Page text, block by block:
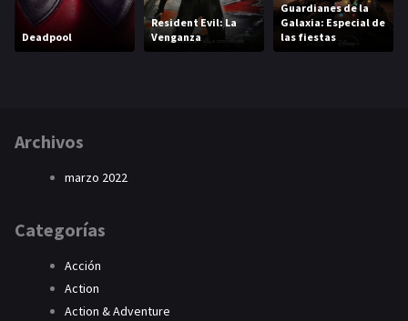
Deadpool
Resident Evil: La
Venganza
Guardianes de la
Galaxia: Especial de
las fiestas
Archivos
marzo 2022
Categorías
Acción
Action
Action & Adventure